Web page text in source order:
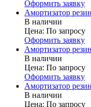
Оформить заявку
Амортизатор
В наличии
Цена: По запросу
Оформить заявку
Амортизатор
В наличии
Цена: По запросу
Оформить заявку
Амортизатор
В наличии
Цена: По запросу